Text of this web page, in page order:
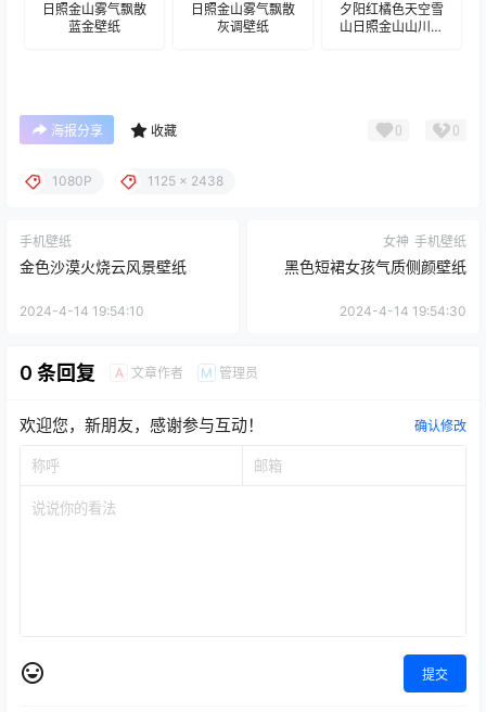
日照金山雾气飘散
蓝金壁纸
日照金山雾气飘散
灰调壁纸
夕阳红橘色天空雪
山日照金山山川壁
海报分享 收藏 0 0
1080P 1125 x 2438
手机壁纸
金色沙漠火烧云风景壁纸
2024-4-14 19:54:10
女神 手机壁纸
黑色短裙女孩气质侧颜壁纸
2024-4-14 19:54:30
0 条回复 A 文章作者 M 管理员
欢迎您，新朋友，感谢参与互动！ 确认修改
提交